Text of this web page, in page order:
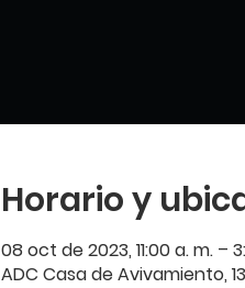
Horario y
08 oct de 2023, 11:00 a. m. –
ADC Casa de Avivamiento,